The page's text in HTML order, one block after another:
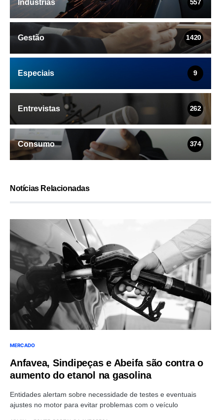
Indústrias 557
Gestão 1420
Especiais 9
Entrevistas 262
Consumo 374
Notícias Relacionadas
MERCADO
Anfavea, Sindipeças e Abeifa são contra o
aumento do etanol na gasolina
Entidades alertam sobre necessidade de testes e eventuais
ajustes no motor para evitar problemas com o veículo